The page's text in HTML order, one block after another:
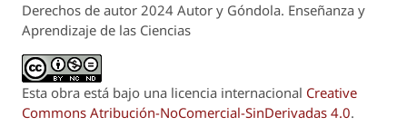
Derechos de autor 2024 Autor y Góndola. Enseñanza y
Aprendizaje de las Ciencias
Esta obra está bajo una licencia internacional Creative
Commons Atribución-NoComercial-SinDerivadas 4.0.